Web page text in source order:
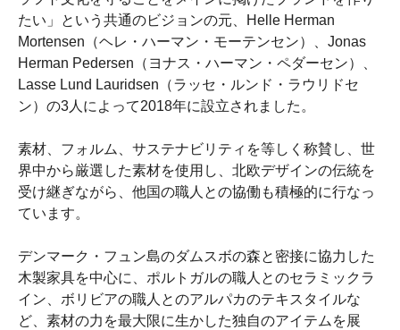
たい」という共通のビジョンの元、Helle Herman
Mortensen（ヘレ・ハーマン・モーテンセン）、Jonas
Herman Pedersen（ヨナス・ハーマン・ペダーセン）、
Lasse Lund Lauridsen（ラッセ・ルンド・ラウリドセ
ン）の3人によって2018年に設立されました。
素材、フォルム、サステナビリティを等しく称賛し、世
界中から厳選した素材を使用し、北欧デザインの伝統を
受け継ぎながら、他国の職人との協働も積極的に行なっ
ています。
デンマーク・フュン島のダムスボの森と密接に協力した
木製家具を中心に、ポルトガルの職人とのセラミックラ
イン、ボリビアの職人とのアルパカのテキスタイルな
ど、素材の力を最大限に生かした独自のアイテムを展